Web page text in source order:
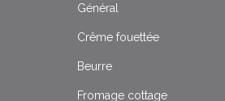
Général
Crême fouettée
Beurre
Fromage cottage